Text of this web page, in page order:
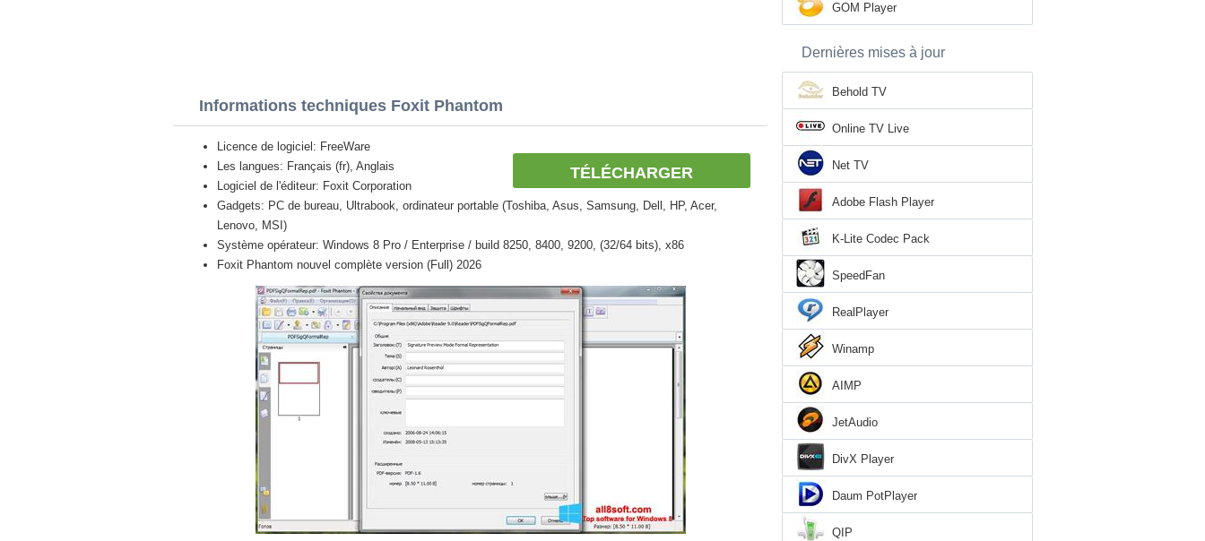
Informations techniques Foxit Phantom
TÉLÉCHARGER
Licence de logiciel: FreeWare
Les langues: Français (fr), Anglais
Logiciel de l'éditeur: Foxit Corporation
Gadgets: PC de bureau, Ultrabook, ordinateur portable (Toshiba, Asus, Samsung, Dell, HP, Acer,
Lenovo, MSI)
Système opérateur: Windows 8 Pro / Enterprise / build 8250, 8400, 9200, (32/64 bits), x86
Foxit Phantom nouvel complète version (Full) 2026
GOM Player
Dernières mises à jour
Behold TV
Online TV Live
Net TV
Adobe Flash Player
K-Lite Codec Pack
SpeedFan
RealPlayer
Winamp
AIMP
JetAudio
DivX Player
Daum PotPlayer
QIP